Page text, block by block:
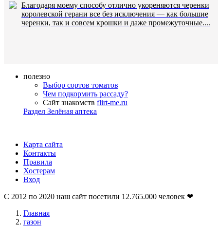
Благодаря моему способу отлично укореняются черенки
королевской герани все без исключения — как большие
черенки, так и совсем крошки и даже промежуточные....
полезно
Выбор сортов томатов
Чем подкормить рассаду?
Сайт знакомств flirt-me.ru
Раздел Зелёная аптека
Карта сайта
Контакты
Правила
Хостерам
Вход
С 2012 по 2020 наш сайт посетили 12.765.000 человек ❤
Главная
газон